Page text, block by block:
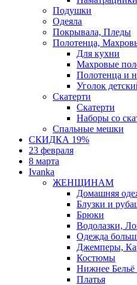
Подушки
Одеяла
Покрывала, Пледы
Полотенца,
Для кухни
Махровые
Полотенца и
Уголок
Скатерти
Скатерти
Наборы со
Спальные мешки
СКИДКА 19%
23 февраля
8 марта
Ivanka
ЖЕНЩИНАМ
Домашняя
Блузки и
Брюки
Водолазки,
Одежда
Джемперы,
Костюмы
Нижнее Бельё
Платья